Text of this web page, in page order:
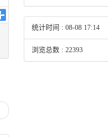
统计时间 : 08-08 17:14
浏览总数 : 22393